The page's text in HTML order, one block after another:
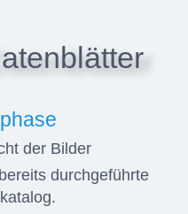
der Bilder
durchgeführte